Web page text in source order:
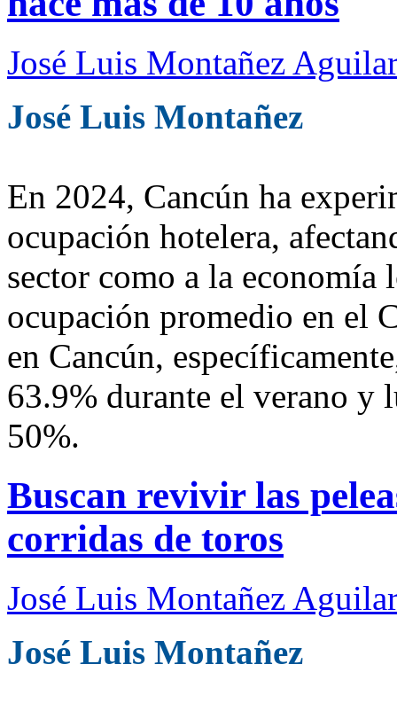
José Luis Montañez Aguilar
José Luis Montañez
En 2024, Cancún ha
ocupación hotelera,
sector como a la
ocupación promedio en el
en Cancún,
63.9% durante el verano y
50%.
Buscan revivir las
corridas de toros
José Luis Montañez Aguilar
José Luis Montañez